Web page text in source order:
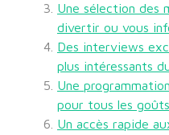
Une sélection des
divertir ou vous
Des interviews
plus intéressants
Une
pour tous les
Un accès rapide